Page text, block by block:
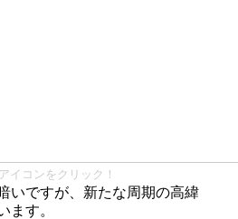
イコンをクリック！
いですが、新たな周期の高緯
ます。